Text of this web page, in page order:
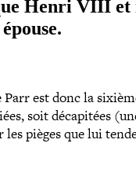
Henri VIII et
est donc la
soit déca­pi­tées
pièges que lui